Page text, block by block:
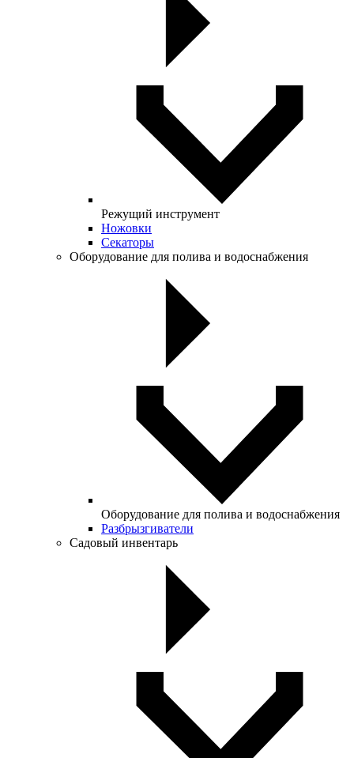
Режущий инструмент
Ножовки
Секаторы
Оборудование для полива и водоснабжения
Оборудование для полива и водоснабжения
Разбрызгиватели
Садовый инвентарь